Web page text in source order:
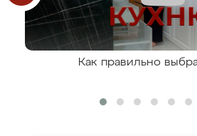
Как правильно